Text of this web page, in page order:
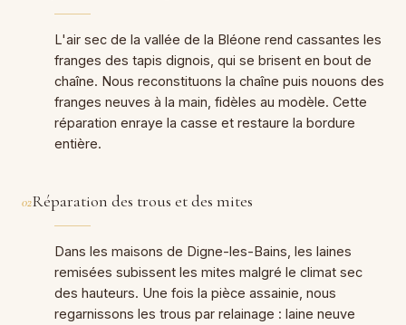
L'air sec de la vallée de la Bléone rend cassantes les
franges des tapis dignois, qui se brisent en bout de
chaîne. Nous reconstituons la chaîne puis nouons des
franges neuves à la main, fidèles au modèle. Cette
réparation enraye la casse et restaure la bordure
entière.
02Réparation des trous et des mites
Dans les maisons de Digne-les-Bains, les laines
remisées subissent les mites malgré le climat sec
des hauteurs. Une fois la pièce assainie, nous
regarnissons les trous par relainage : laine neuve